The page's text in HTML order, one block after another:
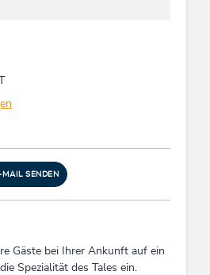
Kräutergarten,
Sonnenterrasse,
Zimmer/App. mit
Gebäude, Spielraum,
/ Gartenrestaurant,
Gruppenarrangements,
Trockenraum, WiFi, Gay-
Parkplatz, Schuhtrockner,
MAIL SENDEN
Gäste bei Ihrer Ankunft auf ein
Spezialität des Tales ein.